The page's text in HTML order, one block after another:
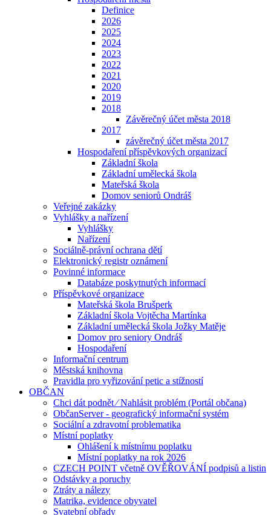
Definice
2026
2025
2024
2023
2022
2021
2020
2019
2018
Závěrečný účet města 2018
2017
závěrečný účet města 2017
Hospodaření příspěvkových organizací
Základní škola
Základní umělecká škola
Mateřská škola
Domov seniorů Ondráš
Veřejné zakázky
Vyhlášky a nařízení
Vyhlášky
Nařízení
Sociálně-právní ochrana dětí
Elektronický registr oznámení
Povinné informace
Databáze poskytnutých informací
Příspěvkové organizace
Mateřská škola Brušperk
Základní škola Vojtěcha Martínka
Základní umělecká škola Jožky Matěje
Domov pro seniory Ondráš
Hospodaření
Informační centrum
Městská knihovna
Pravidla pro vyřizování petic a stížností
OBČAN
Chci dát podnět ⁄ Nahlásit problém (Portál občana)
ObčanServer - geografický informační systém
Sociální a zdravotní problematika
Místní poplatky
Ohlášení k místnímu poplatku
Místní poplatky na rok 2026
CZECH POINT včetně OVĚŘOVÁNÍ podpisů a listin
Odstávky a poruchy
Ztráty a nálezy
Matrika, evidence obyvatel
Svatební obřady